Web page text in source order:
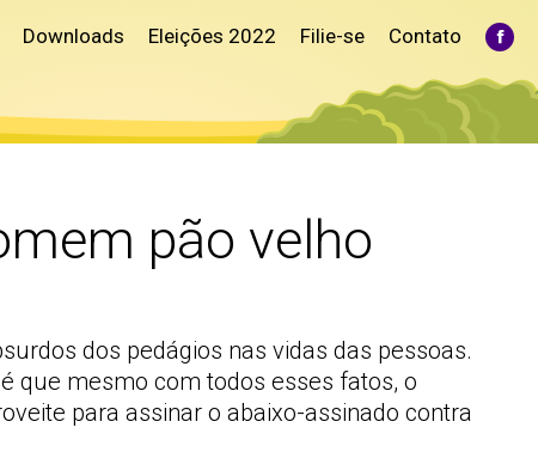
Downloads Eleições 2022 Filie-se Contato
pão velho
dos pedágios nas vidas das pessoas.
que mesmo com todos esses fatos, o
para assinar o abaixo-assinado contra